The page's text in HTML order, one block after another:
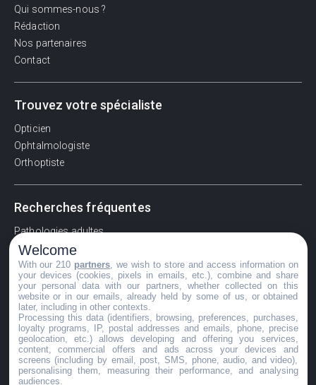
Qui sommes-nous ?
Rédaction
Nos partenaires
Contact
Trouvez votre spécialiste
Opticien
Ophtalmologiste
Orthoptiste
Recherches fréquentes
Pathologies adultes
Signes d'une urgence ophtalmologique
La vision
Acuité visuelle
Myosis / mydriase
Œdème oculaire
©GuideVue2024
Welcome
With our 210 partners , we wish to store and access information on
your devices (cookies, pixels in emails, etc.), combine and share
your personal data with our partners, whether collected on this
website or in our emails, already held by some of us, or obtained
later, including in other contexts.
Processing this data (identifiers, browsing, preferences, purchases,
loyalty programs, IP, postal addresses and emails, phone, precise
geolocation, etc.) allows developing and offering you services,
content, commercial offers and ads across your devices and
screens (including by email, post, SMS, phone, audio, and video),
personalising them, measuring their performance, and analysing
audiences.